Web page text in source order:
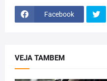
Facebook
VEJA TAMBEM